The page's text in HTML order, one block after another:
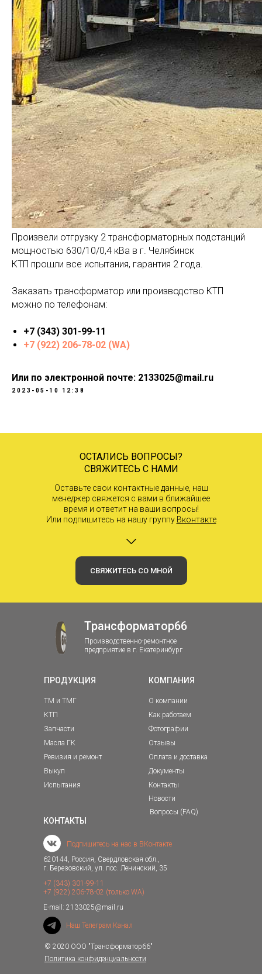
Произвели отгрузку 2 трансформаторных подстанций
мощностью 630/10/0,4 кВа в г. Челябинск
КТП прошли все испытания, гарантия 2 года.
Заказать трансформатор или производство КТП
можно по телефонам:
+7 (343) 301-99-11
+7 (922) 206-78-02 (WA)
Или по электронной почте: 2133025@mail.ru
2023-05-10 12:38
ОСТАЛИСЬ ВОПРОСЫ?
СВЯЖИТЕСЬ С НАМИ
Оставьте свои контактные данные, наш
менеджер свяжется с вами в ближайшее
время и ответит на ваши вопросы!
Или подпишитесь на нашу группу Вконтакте
СВЯЖИТЕСЬ СО МНОЙ
Трансформатор66
Производственно-ремонтное
предприятие в г. Екатеринбург
ПРОДУКЦИЯ КОМПАНИЯ
КОНТАКТЫ
О компании
Как работаем
Фотографии
Отзывы
Оплата и доставка
Документы
Контакты
ТМ и ТМГ
КТП
Запчасти
Масла ГК
Ревизия и ремонт
Выкуп
Испытания
Подпишитесь на нас в ВКонтакте
620144, Россия, Свердловская обл.,
г. Березовский, ул. пос. Ленинский, 35
+7 (343) 301-99-11
+7 (922) 206-78-02 (только WA)
E-mail: 2133025@mail.ru
© 2020 ООО "Трансформатор66"
Политика конфиденциальности
Новости
Вопросы (FAQ)
Наш Телеграм Канал